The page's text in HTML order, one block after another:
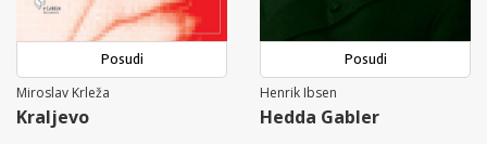
Posudi
Miroslav Krleža
Kraljevo
Posudi
Henrik Ibsen
Hedda Gabler